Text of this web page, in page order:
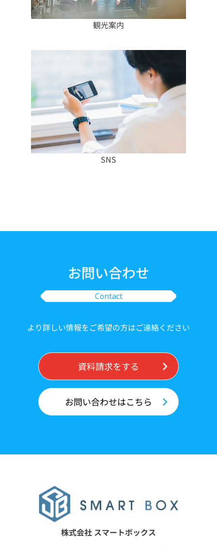
観光案内
SNS
お問い合わせ
Contact
より詳しい情報をご希望の方はご連絡ください
資料請求をする
お問い合わせはこちら
株式会社 スマートボックス